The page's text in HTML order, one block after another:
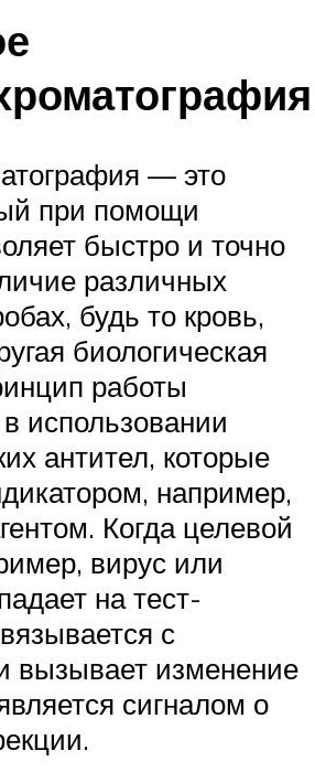
— это
при помощи
быстро и точно
различных
будь то кровь,
биологическая
работы
использовании
антител, которые
например,
Когда целевой
вирус или
на тест-
с
вызывает изменение
сигналом о